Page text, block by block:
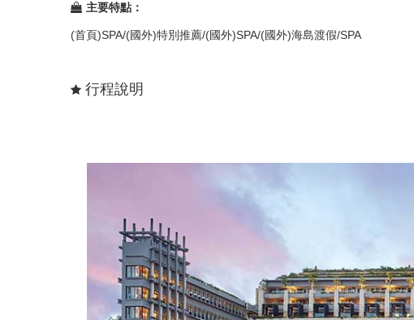
主要特點：
(首頁)SPA/(國外)特別推薦/(國外)SPA/(國外)海島渡假/SPA
行程說明